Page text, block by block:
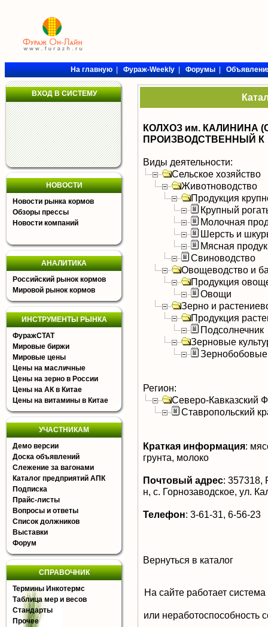
На главную|Фураж-Weekly|Форумы|
ВХОД В СИСТЕМУ
НОВОСТИ
Новости рынка кормов
Обзоры прессы
Новости компаний
АНАЛИТИКА
Российский рынок кормов
Мировой рынок кормов
ИНСТРУМЕНТЫ РЫНКА
ФуражСТАТ
Мировые биржи
Мировые цены
Цены на масличные
Цены на зерно в России
Цены на АК в Китае
Цены на витамины в Китае
УЧАСТНИКАМ
Демо версии
Доска объявлений
Слежение за вагонами
Каталог предприятий АПК
Подписка
Прайс-листы
Вопросы и ответы
Список должников
Выставки
Форум
СПРАВОЧНИК
Термины Инкотермс
Таблица мер и весов
Стандарты
Прочее
КОЛХОЗ им. КАЛИНИНА
ПРОИЗВОДСТВЕННЫЙ К
Виды деятельности:
Сельское хозяйство
Животноводство
Продукция
Крупный
Молочная
Шерсть и
Мясная
Свиноводство
Овощеводство и
Продукция
Овощи
Зерно и
Продукция
Подсолнечник
Зерновые
Зернобобовые
Регион:
Северо-Кавказский
Ставропольский
Краткая информация:
грунта, молоко
Почтовый адрес: 357318,
н, с. Горнозаводское, ул.
Телефон: 3-61-31, 6-56-23
Вернуться в каталог
На сайте работает
или неработоспособность